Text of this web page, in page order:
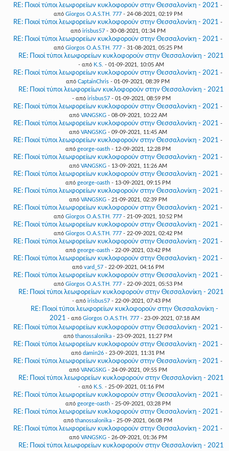
RE: Ποιοί τύποι λεωφορείων κυκλοφορούν στην Θεσσαλονίκη - 2021 -
από Giorgos O.A.S.TH. 777- 24-08-2021, 02:19 PM
RE: Ποιοί τύποι λεωφορείων κυκλοφορούν στην Θεσσαλονίκη - 2021 -
από irisbus57- 30-08-2021, 01:34 PM
RE: Ποιοί τύποι λεωφορείων κυκλοφορούν στην Θεσσαλονίκη - 2021 -
από Giorgos O.A.S.TH. 777- 31-08-2021, 05:25 PM
RE: Ποιοί τύποι λεωφορείων κυκλοφορούν στην Θεσσαλονίκη - 2021
- από K.S. - 01-09-2021, 10:05 AM
RE: Ποιοί τύποι λεωφορείων κυκλοφορούν στην Θεσσαλονίκη - 2021 -
από CaptainChris - 01-09-2021, 08:39 PM
RE: Ποιοί τύποι λεωφορείων κυκλοφορούν στην Θεσσαλονίκη - 2021
- από irisbus57- 01-09-2021, 08:59 PM
RE: Ποιοί τύποι λεωφορείων κυκλοφορούν στην Θεσσαλονίκη - 2021 -
από VANGSKG- 08-09-2021, 10:22 AM
RE: Ποιοί τύποι λεωφορείων κυκλοφορούν στην Θεσσαλονίκη - 2021 -
από VANGSKG- 09-09-2021, 11:45 AM
RE: Ποιοί τύποι λεωφορείων κυκλοφορούν στην Θεσσαλονίκη - 2021 -
από george-oasth- 12-09-2021, 12:28 PM
RE: Ποιοί τύποι λεωφορείων κυκλοφορούν στην Θεσσαλονίκη - 2021 -
από VANGSKG- 13-09-2021, 11:26 AM
RE: Ποιοί τύποι λεωφορείων κυκλοφορούν στην Θεσσαλονίκη - 2021 -
από george-oasth- 13-09-2021, 09:15 PM
RE: Ποιοί τύποι λεωφορείων κυκλοφορούν στην Θεσσαλονίκη - 2021 -
από VANGSKG- 21-09-2021, 02:39 PM
RE: Ποιοί τύποι λεωφορείων κυκλοφορούν στην Θεσσαλονίκη - 2021 -
από Giorgos O.A.S.TH. 777- 21-09-2021, 10:52 PM
RE: Ποιοί τύποι λεωφορείων κυκλοφορούν στην Θεσσαλονίκη - 2021 -
από Giorgos O.A.S.TH. 777- 22-09-2021, 02:42 PM
RE: Ποιοί τύποι λεωφορείων κυκλοφορούν στην Θεσσαλονίκη - 2021 -
από george-oasth- 22-09-2021, 03:42 PM
RE: Ποιοί τύποι λεωφορείων κυκλοφορούν στην Θεσσαλονίκη - 2021 -
από vard_57- 22-09-2021, 04:16 PM
RE: Ποιοί τύποι λεωφορείων κυκλοφορούν στην Θεσσαλονίκη - 2021 -
από Giorgos O.A.S.TH. 777- 22-09-2021, 05:53 PM
RE: Ποιοί τύποι λεωφορείων κυκλοφορούν στην Θεσσαλονίκη - 2021
- από irisbus57- 22-09-2021, 07:43 PM
RE: Ποιοί τύποι λεωφορείων κυκλοφορούν στην Θεσσαλονίκη -
2021 - από Giorgos O.A.S.TH. 777- 23-09-2021, 07:18 AM
RE: Ποιοί τύποι λεωφορείων κυκλοφορούν στην Θεσσαλονίκη - 2021 -
από thanossalonika - 23-09-2021, 11:27 PM
RE: Ποιοί τύποι λεωφορείων κυκλοφορούν στην Θεσσαλονίκη - 2021 -
από damin26 - 23-09-2021, 11:31 PM
RE: Ποιοί τύποι λεωφορείων κυκλοφορούν στην Θεσσαλονίκη - 2021 -
από VANGSKG- 24-09-2021, 09:55 PM
RE: Ποιοί τύποι λεωφορείων κυκλοφορούν στην Θεσσαλονίκη - 2021
- από K.S. - 25-09-2021, 01:16 PM
RE: Ποιοί τύποι λεωφορείων κυκλοφορούν στην Θεσσαλονίκη - 2021 -
από george-oasth- 25-09-2021, 03:28 PM
RE: Ποιοί τύποι λεωφορείων κυκλοφορούν στην Θεσσαλονίκη - 2021 -
από thanossalonika - 25-09-2021, 06:08 PM
RE: Ποιοί τύποι λεωφορείων κυκλοφορούν στην Θεσσαλονίκη - 2021 -
από VANGSKG- 26-09-2021, 01:36 PM
RE: Ποιοί τύποι λεωφορείων κυκλοφορούν στην Θεσσαλονίκη - 2021